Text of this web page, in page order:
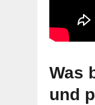
Was
und